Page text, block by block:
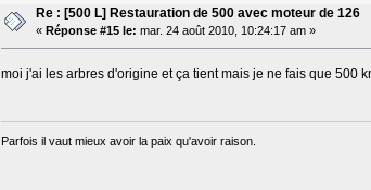
Re : [500 L] Restauration de 500 avec moteur de 126
« Réponse #15 le: mar. 24 août 2010, 10:24:17 am »
moi j'ai les arbres d'origine et ça tient mais je ne fais que 500
Parfois il vaut mieux avoir la paix qu'avoir raison.